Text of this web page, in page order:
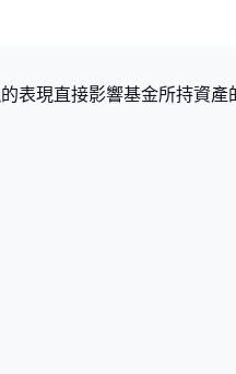
表現直接影響基金所持資產